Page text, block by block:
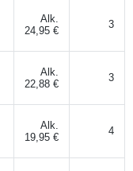
Alk.
24,95 €
3
Alk.
22,88 €
3
Alk.
19,95 €
4